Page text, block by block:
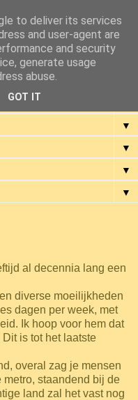
van leven hebben.
▼
▼
▼
▼
al decennia lang een
diverse moeilijkheden
dagen per week, met
Ik hoop voor hem dat
is tot het laatste
overal zag je mensen
metro, staandend bij de
land zal het vast nog
to deliver its services
and user-agent are
and security
generate usage
abuse.
GOT IT